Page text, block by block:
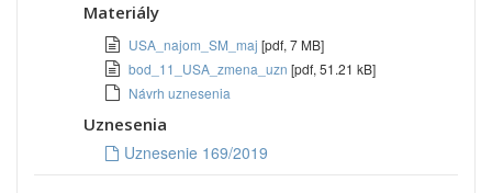
Materiály
USA_najom_SM_maj [pdf, 7 MB]
bod_11_USA_zmena_uzn [pdf, 51.21 kB]
Návrh uznesenia
Uznesenia
Uznesenie 169/2019